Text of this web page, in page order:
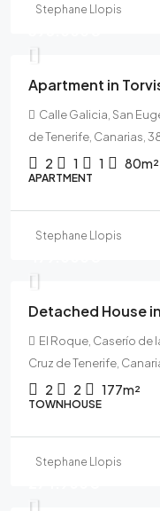
Stephane Llopis
Apartment in
Calle Galicia, San
de Tenerife, Canarias,
2 1 1 80m²
APARTMENT
Stephane Llopis
Detached House
El Roque, Caserío de
Cruz de Tenerife,
2 2 177m²
TOWNHOUSE
Stephane Llopis